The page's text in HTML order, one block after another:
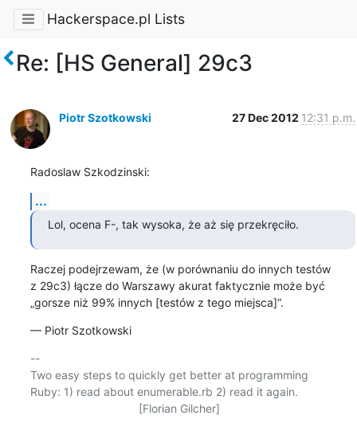
Hackerspace.pl Lists
Re: [HS General] 29c3
Piotr Szotkowski 27 Dec 2012 12:31 p.m.
Radoslaw Szkodzinski:
...
Lol, ocena F-, tak wysoka, że aż się przekręciło.
Raczej podejrzewam, że (w porównaniu do innych testów
z 29c3) łącze do Warszawy akurat faktycznie może być
„gorsze niż 99% innych [testów z tego miejsca]”.
— Piotr Szotkowski
--
Two easy steps to quickly get better at programming
Ruby: 1) read about enumerable.rb 2) read it again.